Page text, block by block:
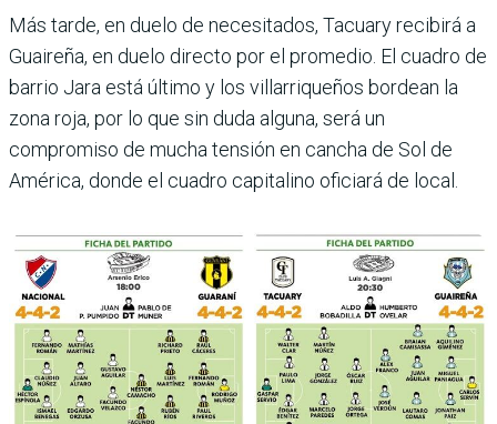
Más tarde, en duelo de nece­sitados, Tacuary recibirá a
Guaireña, en duelo directo por el promedio. El cuadro de
barrio Jara está último y los villarriqueños bordean la
zona roja, por lo que sin duda alguna, será un
compromiso de mucha tensión en cancha de Sol de
América, donde el cuadro capitalino oficiará de local.